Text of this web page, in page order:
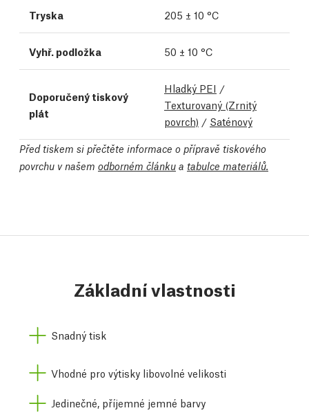
Tryska 205 ± 10 °C
Vyhř. podložka 50 ± 10 °C
Doporučený tiskový
plát
Hladký PEI /
Texturovaný (Zrnitý
povrch) / Saténový
Před tiskem si přečtěte informace o přípravě tiskového
povrchu v našem odborném článku a tabulce materiálů.
Základní vlastnosti
Snadný tisk
Vhodné pro výtisky libovolné velikosti
Jedinečné, příjemné jemné barvy